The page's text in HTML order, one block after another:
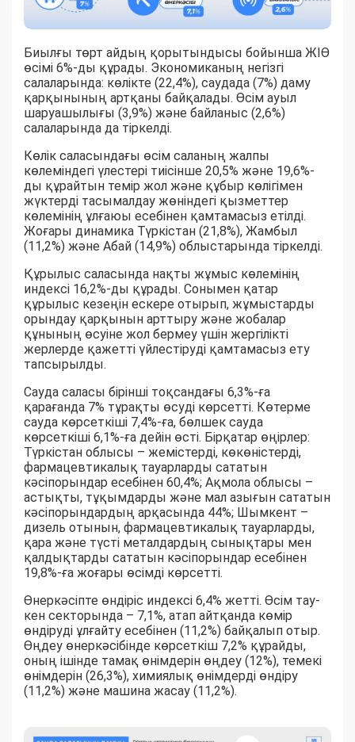
Биылғы төрт айдың қорытындысы бойынша ЖІӨ
өсімі 6%-ды құрады. Экономиканың негізгі
салаларында: көлікте (22,4%), саудада (7%) даму
қарқынының артқаны байқалады. Өсім ауыл
шаруашылығы (3,9%) және байланыс (2,6%)
салаларында да тіркелді.
Көлік саласындағы өсім саланың жалпы
көлеміндегі үлестері тиісінше 20,5% және 19,6%-
ды құрайтын темір жол және құбыр көлігімен
жүктерді тасымалдау жөніндегі қызметтер
көлемінің ұлғаюы есебінен қамтамасыз етілді.
Жоғары динамика Түркістан (21,8%), Жамбыл
(11,2%) және Абай (14,9%) облыстарында тіркелді.
Құрылыс саласында нақты жұмыс көлемінің
индексі 16,2%-ды құрады. Сонымен қатар
құрылыс кезеңін ескере отырып, жұмыстарды
орындау қарқынын арттыру және жобалар
құнының өсуіне жол бермеу үшін жергілікті
жерлерде қажетті үйлестіруді қамтамасыз ету
тапсырылды.
Сауда саласы бірінші тоқсандағы 6,3%-ға
қарағанда 7% тұрақты өсуді көрсетті. Көтерме
сауда көрсеткіші 7,4%-ға, бөлшек сауда
көрсеткіші 6,1%-ға дейін өсті. Бірқатар өңірлер:
Түркістан облысы – жемістерді, көкөністерді,
фармацевтикалық тауарларды сататын
кәсіпорындар есебінен 60,4%; Ақмола облысы –
астықты, тұқымдарды және мал азығын сататын
кәсіпорындардың арқасында 44%; Шымкент –
дизель отынын, фармацевтикалық тауарларды,
қара және түсті металдардың сынықтары мен
қалдықтарды сататын кәсіпорындар есебінен
19,8%-ға жоғары өсімді көрсетті.
Өнеркәсіпте өндіріс индексі 6,4% жетті. Өсім тау-
кен секторында – 7,1%, атап айтқанда көмір
өндіруді ұлғайту есебінен (11,2%) байқалып отыр.
Өңдеу өнеркәсібінде көрсеткіш 7,2% құрайды,
оның ішінде тамақ өнімдерін өңдеу (12%), темекі
өнімдерін (26,3%), химиялық өнімдерді өндіру
(11,2%) және машина жасау (11,2%).